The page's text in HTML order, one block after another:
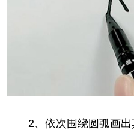
2、依次围绕圆弧画出